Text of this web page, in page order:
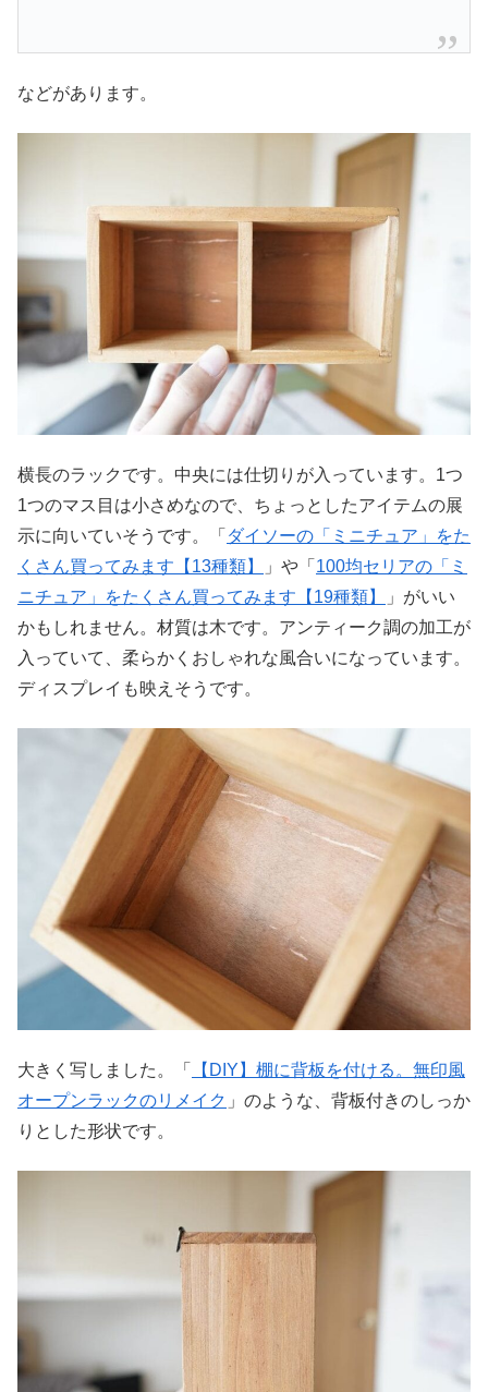
などがあります。
横長のラックです。中央には仕切りが入っています。1つ
1つのマス目は小さめなので、ちょっとしたアイテムの展
示に向いていそうです。「 ダイソーの「ミニチュア」をた
くさん買ってみます【13種類】
」や「 100均セリアの「ミ
ニチュア」をたくさん買ってみます【19種類】
」がいい
かもしれません。材質は木です。アンティーク調の加工が
入っていて、柔らかくおしゃれな風合いになっています。
ディスプレイも映えそうです。
大きく写しました。「
【DIY】棚に背板を付ける。無印風
オープンラックのリメイク 」のような、背板付きのしっか
りとした形状です。